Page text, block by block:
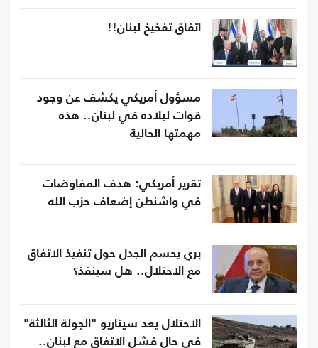
اتفاق تفخيخ لبنان!!
مسؤول أمريكي يكشف عن وجود
قوات لبلاده في لبنان.. هذه
مهمتها الحالية
تقرير أمريكي: هدف المفاوضات
في واشنطن إضعاف حزب الله
بري يحسم الجدل حول تنفيذ الاتفاق
مع الاحتلال.. هل سينفذ؟
الاحتلال يعد سيناريو "الجولة الثالثة"
في حال فشل الاتفاق مع لبنان..